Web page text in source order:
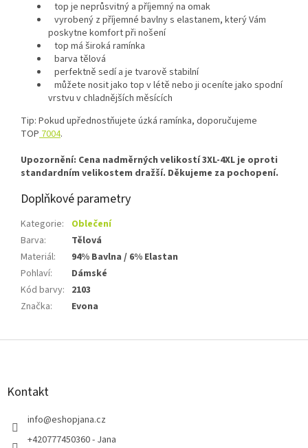
top je neprůsvitný a příjemný na omak
vyrobený z příjemné bavlny s elastanem, který Vám
poskytne komfort při nošení
top má široká ramínka
barva tělová
perfektně sedí a je tvarově stabilní
můžete nosit jako top v létě nebo ji oceníte jako spodní
vrstvu v chladnějších měsících
Tip: Pokud upřednostňujete úzká ramínka, doporučujeme
TOP7004.
Upozornění: Cena nadměrných velikostí 3XL-4XL je oproti
standardním velikostem dražší. Děkujeme za pochopení.
Doplňkové parametry
Kategorie:
Oblečení
Barva:
Tělová
Materiál:
94% Bavlna / 6% Elastan
Pohlaví:
Dámské
Kód barvy: 2103
Značka: Evona
Z
Kontakt
info@eshopjana.cz
+420777450360 - Jana